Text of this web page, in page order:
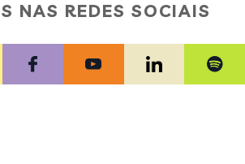
NAS REDES SOCIAIS